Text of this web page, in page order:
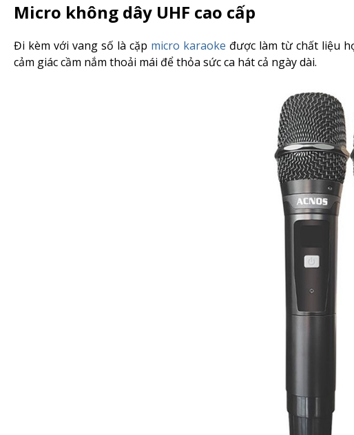
Micro không dây UHF cao cấp
Đi kèm với vang số là cặp micro karaoke được làm từ chất liệu
cảm giác cầm nắm thoải mái để thỏa sức ca hát cả ngày dài.